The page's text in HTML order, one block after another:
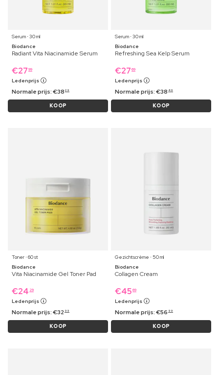
Serum ⋅ 30 ml
Biodance
Radiant Vita Niacinamide Serum
€27 99
Ledenprijs
Normale prijs:€38 29
KOOP
Serum ⋅ 30 ml
Biodance
Refreshing Sea Kelp Serum
€27 69
Ledenprijs
Normale prijs:€38 49
KOOP
Toner ⋅ 60 st
Biodance
Vita Niacinamide Gel Toner Pad
€24 29
Ledenprijs
Normale prijs:€32 99
KOOP
Gezichtscrème ⋅ 50 ml
Biodance
Collagen Cream
€45 69
Ledenprijs
Normale prijs:€56 99
KOOP